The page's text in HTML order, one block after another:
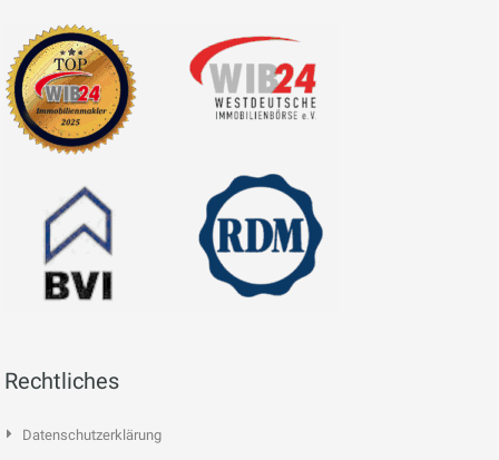
Rechtliches
Datenschutzerklärung